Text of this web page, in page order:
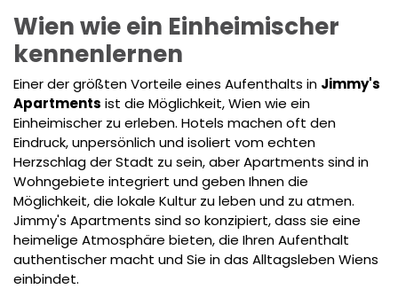
Wien wie ein Einheimischer
kennenlernen
Einer der größten Vorteile eines Aufenthalts in Jimmy's
Apartments ist die Möglichkeit, Wien wie ein
Einheimischer zu erleben. Hotels machen oft den
Eindruck, unpersönlich und isoliert vom echten
Herzschlag der Stadt zu sein, aber Apartments sind in
Wohngebiete integriert und geben Ihnen die
Möglichkeit, die lokale Kultur zu leben und zu atmen.
Jimmy's Apartments sind so konzipiert, dass sie eine
heimelige Atmosphäre bieten, die Ihren Aufenthalt
authentischer macht und Sie in das Alltagsleben Wiens
einbindet.